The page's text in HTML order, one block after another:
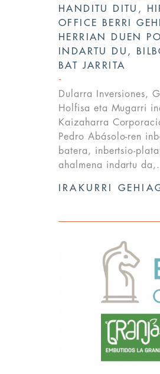
HANDITU DITU,
OFFICE BERRI
HERRIAN DUEN
INDARTU DU,
BAT JARRITA
Dularra Inversiones,
Holfisa eta Mugarri
Kaizaharra
Pedro Abásolo-ren
batera, inbertsio-
ahalmena indartu
IRAKURRI